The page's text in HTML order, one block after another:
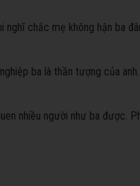
nghĩ chắc mẹ không hận ba
ba là thần tượng của
nhiều người như ba được.